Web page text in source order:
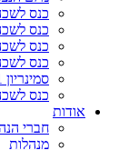
כנס לשכה
כנס לשכה
כנס לשכה
כנס לשכה
סמינריון 1 אילת 2025
כנס לשכה
אודות
חברי
מנהלות